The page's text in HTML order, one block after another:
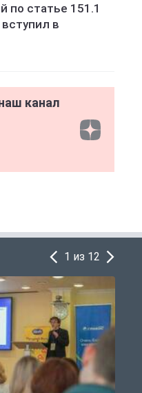
по статье 151.1
в
канал
1 из 12